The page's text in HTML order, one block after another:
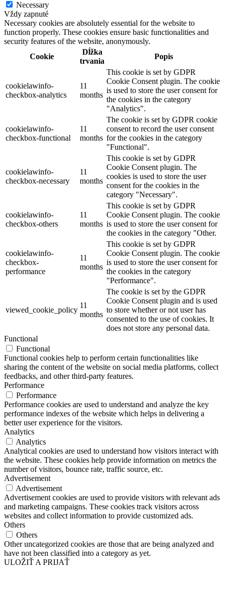
Necessary
Vždy zapnuté
Necessary cookies are absolutely essential for the website to
function properly. These cookies ensure basic functionalities and
security features of the website, anonymously.
Cookie
Dĺžka
trvania
Popis
cookielawinfo-
checkbox-analytics
11
months
This cookie is set by GDPR
Cookie Consent plugin. The cookie
is used to store the user consent for
the cookies in the category
"Analytics".
cookielawinfo-
checkbox-functional
11
months
The cookie is set by GDPR cookie
consent to record the user consent
for the cookies in the category
"Functional".
cookielawinfo-
checkbox-necessary
11
months
This cookie is set by GDPR
Cookie Consent plugin. The
cookies is used to store the user
consent for the cookies in the
category "Necessary".
cookielawinfo-
checkbox-others
11
months
This cookie is set by GDPR
Cookie Consent plugin. The cookie
is used to store the user consent for
the cookies in the category "Other.
cookielawinfo-
checkbox-
performance
11
months
This cookie is set by GDPR
Cookie Consent plugin. The cookie
is used to store the user consent for
the cookies in the category
"Performance".
viewed_cookie_policy
11
months
The cookie is set by the GDPR
Cookie Consent plugin and is used
to store whether or not user has
consented to the use of cookies. It
does not store any personal data.
Functional
Functional
Functional cookies help to perform certain functionalities like
sharing the content of the website on social media platforms, collect
feedbacks, and other third-party features.
Performance
Performance
Performance cookies are used to understand and analyze the key
performance indexes of the website which helps in delivering a
better user experience for the visitors.
Analytics
Analytics
Analytical cookies are used to understand how visitors interact with
the website. These cookies help provide information on metrics the
number of visitors, bounce rate, traffic source, etc.
Advertisement
Advertisement
Advertisement cookies are used to provide visitors with relevant ads
and marketing campaigns. These cookies track visitors across
websites and collect information to provide customized ads.
Others
Others
Other uncategorized cookies are those that are being analyzed and
have not been classified into a category as yet.
ULOŽIŤ A PRIJAŤ